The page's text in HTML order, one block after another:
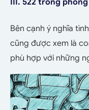
III. 522 trong
Bên cạnh ý nghĩa
cũng được xem là
phù hợp với những